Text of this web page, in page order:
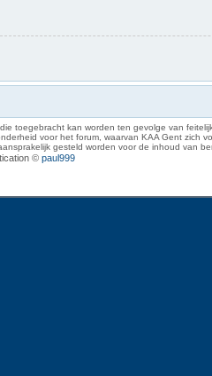
toegebracht kan worden ten gevolge van
voor het forum, waarvan KAA Gent zich
gesteld worden voor de inhoud van
© paul999